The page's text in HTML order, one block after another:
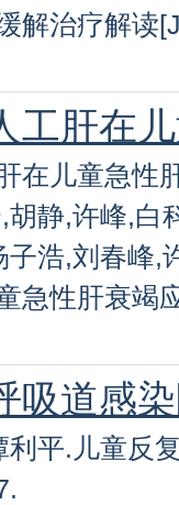
解治疗解读
工肝在
在儿童急性
胡静,许峰,白
子浩,刘春峰,
急性肝衰竭
吸道感
利平.儿童反